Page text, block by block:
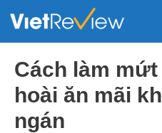
Cách làm
hoài ăn mãi
ngán